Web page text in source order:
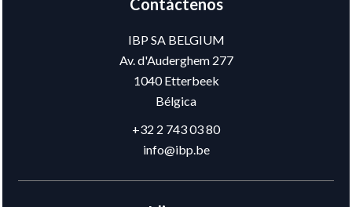
Contáctenos
IBP SA BELGIUM
Av. d'Auderghem 277
1040Etterbeek
Bélgica
+32 2 743 03 80
info@ibp.be